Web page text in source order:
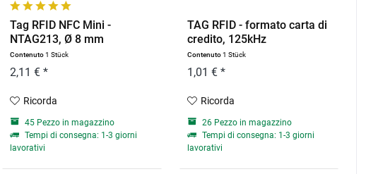
Tag RFID NFC Mini -
NTAG213, Ø 8 mm
Contenuto1 Stück
2,11 € *
Ricorda
45 Pezzo in magazzino
Tempi di consegna: 1-3 giorni
lavorativi
TAG RFID - formato carta di
credito, 125kHz
Contenuto1 Stück
1,01 € *
Ricorda
26 Pezzo in magazzino
Tempi di consegna: 1-3 giorni
lavorativi